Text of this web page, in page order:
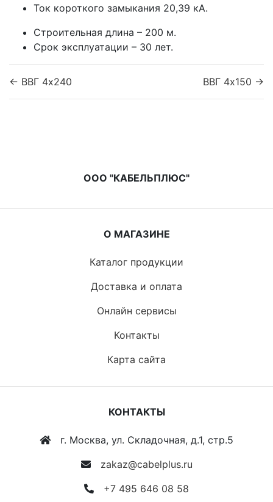
Ток короткого замыкания 20,39 кА.
Строительная длина – 200 м.
Срок эксплуатации – 30 лет.
← ВВГ 4x240 ВВГ 4x150 →
ООО "КАБЕЛЬПЛЮС"
О МАГАЗИНЕ
Каталог продукции
Доставка и оплата
Онлайн сервисы
Контакты
Карта сайта
КОНТАКТЫ
г. Москва, ул. Складочная, д.1, стр.5
zakaz@cabelplus.ru
+7 495 646 08 58